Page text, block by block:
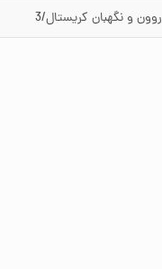
روون و نگهبان کریستال/3